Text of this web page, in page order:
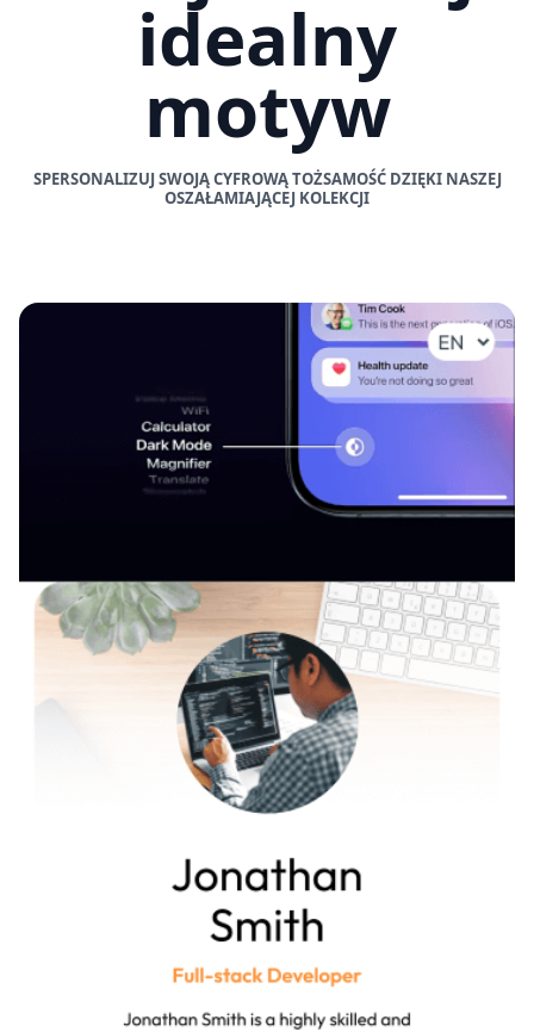
idealny
motyw
SPERSONALIZUJ SWOJĄ CYFROWĄ TOŻSAMOŚĆ DZIĘKI NASZEJ
OSZAŁAMIAJĄCEJ KOLEKCJI